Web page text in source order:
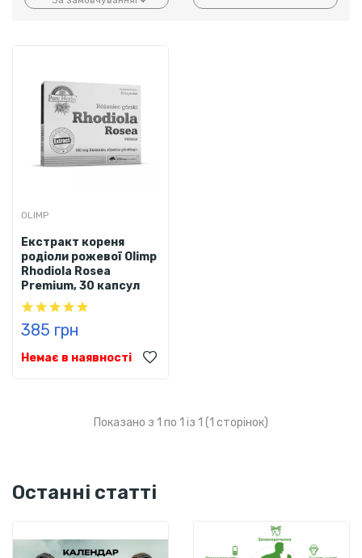
OLIMP
Екстракт кореня
родіоли рожевої Olimp
Rhodiola Rosea
Premium, 30 капсул
385 грн
Немає в наявності
Показано з 1 по 1 із 1 (1 сторінок)
Останні статті